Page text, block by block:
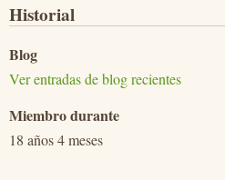
Historial
Blog
Ver entradas de blog recientes
Miembro durante
18 años 4 meses